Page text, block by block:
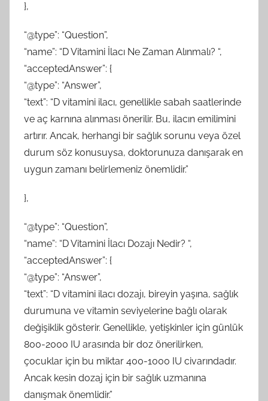
},
“@type”: “Question”,
“name”: “D Vitamini İlacı Ne Zaman Alınmalı? “,
“acceptedAnswer”: {
“@type”: “Answer”,
“text”: “D vitamini ilacı, genellikle sabah saatlerinde
ve aç karnına alınması önerilir. Bu, ilacın emilimini
artırır. Ancak, herhangi bir sağlık sorunu veya özel
durum söz konusuysa, doktorunuza danışarak en
uygun zamanı belirlemeniz önemlidir.”
},
“@type”: “Question”,
“name”: “D Vitamini İlacı Dozajı Nedir? “,
“acceptedAnswer”: {
“@type”: “Answer”,
“text”: “D vitamini ilacı dozajı, bireyin yaşına, sağlık
durumuna ve vitamin seviyelerine bağlı olarak
değişiklik gösterir. Genellikle, yetişkinler için günlük
800-2000 IU arasında bir doz önerilirken,
çocuklar için bu miktar 400-1000 IU civarındadır.
Ancak kesin dozaj için bir sağlık uzmanına
danışmak önemlidir.”